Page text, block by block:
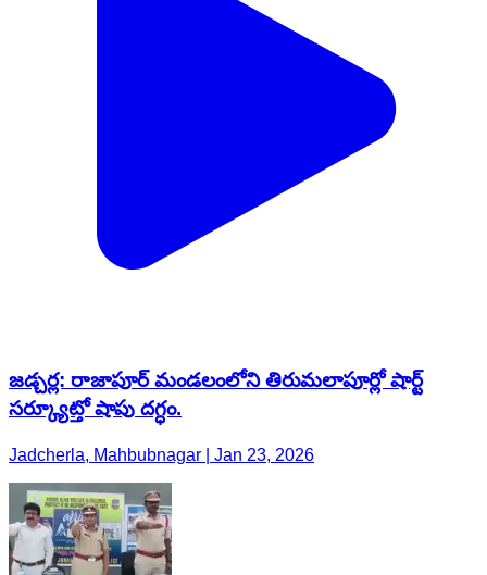
జడ్చర్ల: రాజాపూర్ మండలంలోని తిరుమలాపూర్లో షార్ట్
సర్క్యూట్తో షాపు దగ్ధం.
Jadcherla, Mahbubnagar | Jan 23, 2026